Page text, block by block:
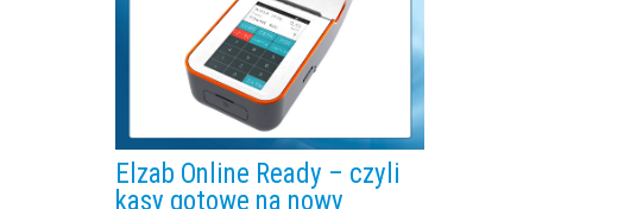
Elzab Online Ready – czyli
kasy gotowe na nowy